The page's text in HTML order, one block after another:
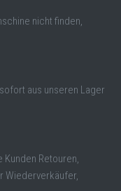
nicht finden,
aus unseren Lager
Kunden Retouren,
Wiederverkäufer,